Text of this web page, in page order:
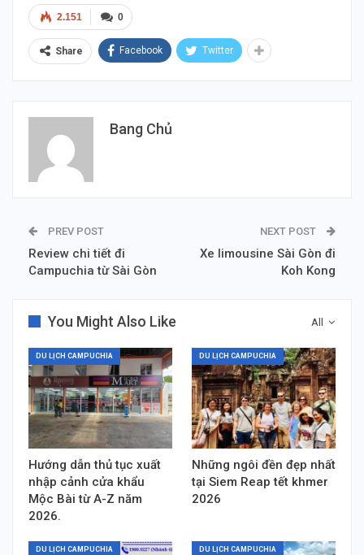
0
2.151
Share Facebook Twitter
Bang Chủ
PREV POST
Review chi tiết đi
Campuchia từ Sài Gòn
NEXT POST
Xe limousine Sài Gòn đi
Koh Kong
All
You Might Also Like
DU LỊCH CAMPUCHIA
Hướng dẫn thủ tục xuất
nhập cảnh cửa khẩu
Mộc Bài từ A-Z năm
2026.
DU LỊCH CAMPUCHIA
Những ngôi đền đẹp nhất
tại Siem Reap tết khmer
2026
DU LỊCH CAMPUCHIA DU LỊCH CAMPUCHIA